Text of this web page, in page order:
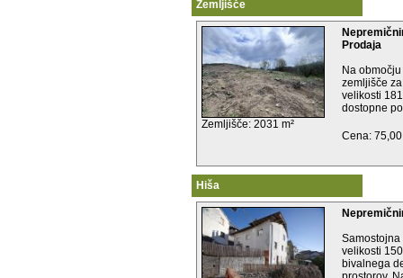
Zemljišče
Zemljišče: 2031 m²
Prodaja
Na
zemljišče
velikosti
dostopne
Cena:
Hiša
velikosti
bivalnega